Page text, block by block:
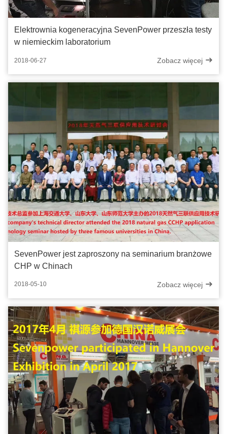
Elektrownia kogeneracyjna SevenPower przeszła testy
w niemieckim laboratorium
2018-06-27 Zobacz więcej
SevenPower jest zaproszony na seminarium branżowe
CHP w Chinach
2018-05-10 Zobacz więcej